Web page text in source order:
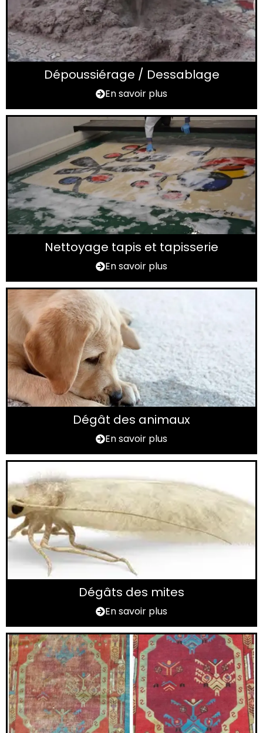
Dépoussiérage / Dessablage
En savoir plus
Nettoyage tapis et tapisserie
En savoir plus
Dégât des animaux
En savoir plus
Dégâts des mites
En savoir plus